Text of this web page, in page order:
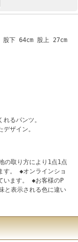
股下 64cm 股上 27cm
るパンツ。
ザイン。
の取り方により1点1点
す。 ◆オンラインショ
います。 ◆お客様のP
と表示される色に違い